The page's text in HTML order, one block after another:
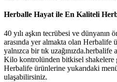
Herballe Hayat ile En Kaliteli
40 yılı aşkın tecrübesi ve dünyanın
arasında yer almakta olan
yalnızca bir tık
Kilo kontrolünden bitkisel shakelere
Herbalife ürünlerine yukarıdaki
ulaşabilirsiniz.